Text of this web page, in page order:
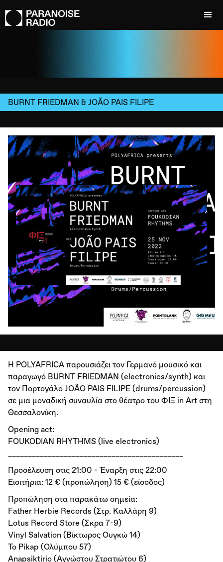
BURNT FRIEDMAN & JOÃO PAIS FILIPE
H POLYAFRICA παρουσιάζει τον Γερμανό μουσικό και
παραγωγό BURNT FRIEDMAN (electronics/synth) και
τον Πορτογάλο JOÃO PAIS FILIPE (drums/percussion)
σε μια μοναδική συναυλία στο θέατρο του ΦΙΞ in Art στη
Θεσσαλονίκη.
Opening act:
FOUKODIAN RHYTHMS (live electronics)
Προσέλευση στις 21:00 - Έναρξη στις 22:00
Εισιτήρια: 12 € (προπώληση) 15 € (είσοδος)
Προπώληση στα παρακάτω σημεία:
Father Herbie Records (Στρ. Καλλάρη 9)
Lotus Record Store (Σκρα 7-9)
Vinyl Salvation (Βίκτωρος Ουγκώ 14)
To Pikap (Ολύμπου 57)
Anapsiktirio (Αγνώστου Στρατιώτου 6)